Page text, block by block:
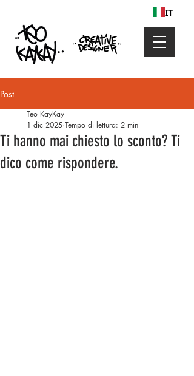
Post
Ti hanno mai chiesto lo sconto? Ti
dico come rispondere.
Teo KayKay
1 dic 2025 Tempo di lettura: 2 min
IT